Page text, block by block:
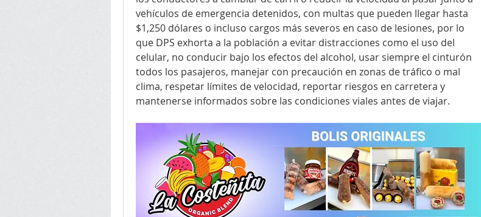
vehículos de emergencia detenidos, con multas que pueden llegar hasta
$1,250 dólares o incluso cargos más severos en caso de lesiones, por lo
que DPS exhorta a la población a evitar distracciones como el uso del
celular, no conducir bajo los efectos del alcohol, usar siempre el cinturón
todos los pasajeros, manejar con precaución en zonas de tráfico o mal
clima, respetar límites de velocidad, reportar riesgos en carretera y
mantenerse informados sobre las condiciones viales antes de viajar.